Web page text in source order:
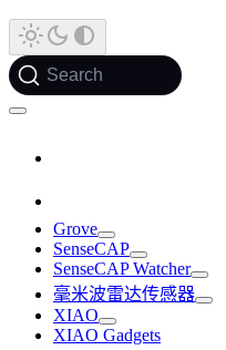
Search
Grove
SenseCAP
SenseCAP Watcher
毫米波雷达传感器
XIAO
XIAO Gadgets